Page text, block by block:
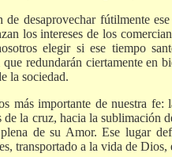
de desaprovechar fútilmente
los intereses de los
elegir si ese tiempo
redundarán ciertamente en
la sociedad.
más importante de nuestra
de la cruz, hacia la
de su Amor. Ese lugar
transportado a la vida de